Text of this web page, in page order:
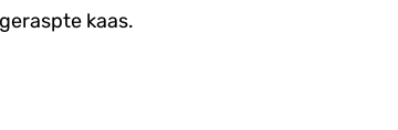
kaas.